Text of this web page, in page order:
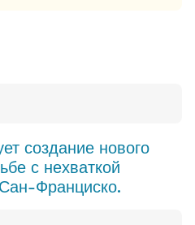
создание нового
с нехваткой
Франциско.​​